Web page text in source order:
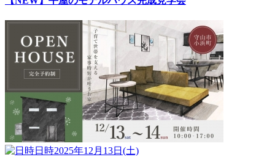
日時2025年12月13日(土)